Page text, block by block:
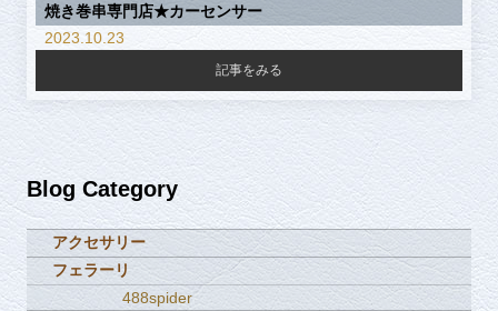
焼き巻串専門店★カーセンサー
2023.10.23
記事をみる
Blog Category
アクセサリー
フェラーリ
488spider